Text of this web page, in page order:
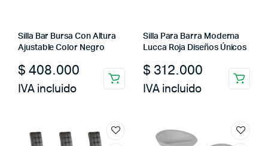
Silla Bar Bursa Con Altura
Ajustable Color Negro
$ 408.000
IVA incluido
Silla Para Barra Moderna
Lucca Roja Diseños Únicos
$ 312.000
IVA incluido